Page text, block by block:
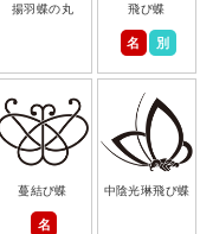
揚羽蝶の丸 飛び蝶
名 別
蔓結び蝶
名
中陰光琳飛び蝶